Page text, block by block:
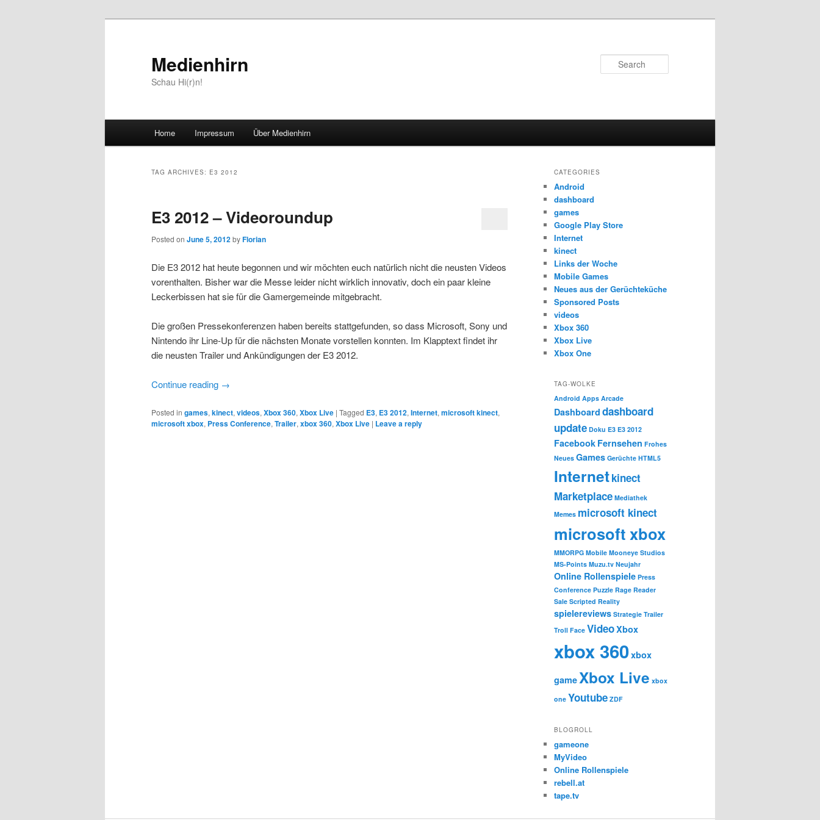
Medienhirn
Schau Hi(r)n!
Skip
content
Skip
content
Home Impressum Über Medienhirn
TAG ARCHIVES: E3 2012
E3 2012 – Videoroundup
Posted on June 5, 2012byFlorian
Die E3 2012 hat heute begonnen und wir möchten euch natürlich nicht die neusten Videos
vorenthalten. Bisher war die Messe leider nicht wirklich innovativ, doch ein paar kleine
Leckerbissen hat sie für die Gamergemeinde mitgebracht.
Die großen Pressekonferenzen haben bereits stattgefunden, so dass Microsoft, Sony und
Nintendo ihr Line-Up für die nächsten Monate vorstellen konnten. Im Klapptext findet ihr
die neusten Trailer und Ankündigungen der E3 2012.
Continue reading →
Posted in games, kinect, videos, Xbox 360, Xbox Live | Tagged E3, E3 2012, Internet, microsoft kinect,
microsoft xbox, Press Conference, Trailer, xbox 360, Xbox Live | Leave a reply
CATEGORIES
Android
dashboard
games
Google Play Store
Internet
kinect
Links der Woche
Mobile Games
Neues aus der Gerüchteküche
Sponsored Posts
videos
Xbox 360
Xbox Live
Xbox One
TAG-WOLKE
Android Apps Arcade
Dashboard dashboard
update Doku E3 E3 2012
Facebook Fernsehen Frohes
Neues Games Gerüchte HTML5
Internetkinect
Marketplace Mediathek
Memes microsoft kinect
microsoft xbox
MMORPG Mobile Mooneye Studios
MS-Points Muzu.tv Neujahr
Online Rollenspiele Press
Conference Puzzle Rage Reader
Sale Scripted Reality
spielereviews Strategie Trailer
Troll Face VideoXbox
xbox 360xbox
gameXbox Live xbox
one Youtube ZDF
BLOGROLL
gameone
MyVideo
Online Rollenspiele
rebell.at
tape.tv